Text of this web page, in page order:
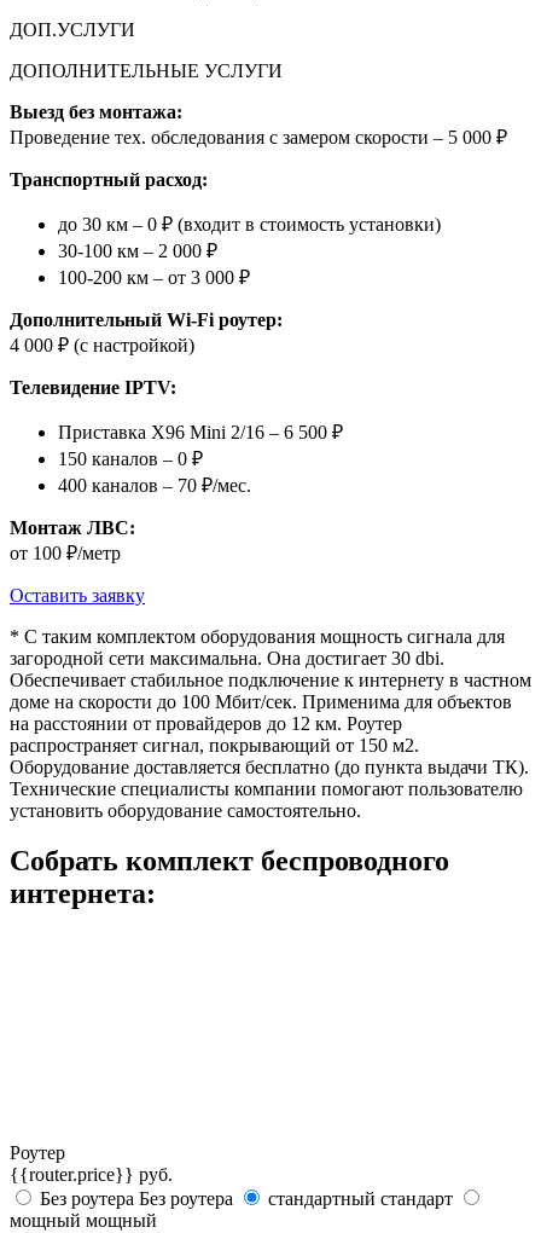
ДОП.УСЛУГИ
ДОПОЛНИТЕЛЬНЫЕ УСЛУГИ
Выезд без монтажа:
Проведение тех. обследования с замером скорости – 5 000 ₽
Транспортный расход:
до 30 км – 0 ₽ (входит в стоимость установки)
30-100 км – 2 000 ₽
100-200 км – от 3 000 ₽
Дополнительный Wi-Fi роутер:
4 000 ₽ (с настройкой)
Телевидение IPTV:
Приставка X96 Mini 2/16 – 6 500 ₽
150 каналов – 0 ₽
400 каналов – 70 ₽/мес.
Монтаж ЛВС:
от 100 ₽/метр
Оставить заявку
* С таким комплектом оборудования мощность сигнала для
загородной сети максимальна. Она достигает 30 dbi.
Обеспечивает стабильное подключение к интернету в частном
доме на скорости до 100 Мбит/сек. Применима для объектов
на расстоянии от провайдеров до 12 км. Роутер
распространяет сигнал, покрывающий от 150 м2.
Оборудование доставляется бесплатно (до пункта выдачи ТК).
Технические специалисты компании помогают пользователю
установить оборудование самостоятельно.
Собрать комплект беспроводного
интернета:
Роутер
{{router.price}} руб.
Без роутера Без роутера стандартный стандарт
мощный мощный